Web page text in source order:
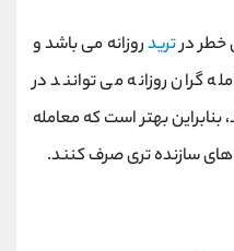
خطر درتریدروزانه می باشد و
گران روزانه می توانند در
بهتر است که معامله
های سازنده تری صرف کنند.